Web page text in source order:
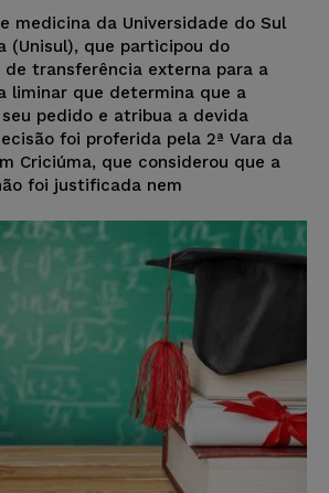
medicina da Universidade do Sul
(Unisul), que participou do
de transferência externa para a
liminar que determina que a
pedido e atribua a devida
foi proferida pela 2ª Vara da
Criciúma, que considerou que a
foi justificada nem